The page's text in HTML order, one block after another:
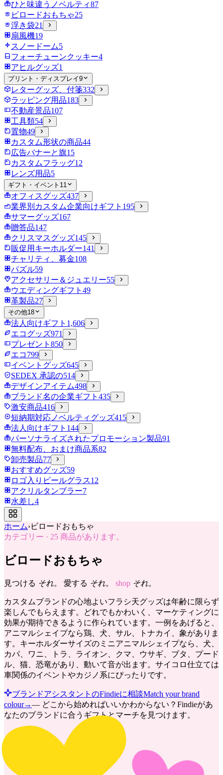
ひと味違うノベルティ87
ビロードおもちゃ25
浮き袋21
扇風機19
スノードーム5
フォーチューンクッキー4
アヒルグッズ1
プリント・ディスプレイ9
レターグッズ、付箋332
ラッピング用品183
不動産景品107
工具類54
置物49
カスタム形状の商品44
広告バナーと旗15
カスタムフラッグ12
レンズ用品5
ギフト・イベント 11
オフィスグッズ437
業界別カスタム企業向けギフト 195
サマーグッズ167
贈答品147
クリスマスグッズ145
販促用キーホルダー141
チャリティ、募金108
パズル59
アクセサリー＆ジュエリー55
ウエディングギフト 49
革製品27
その他18
法人向けギフト 1,606
エコグッズ971
プレゼント 850
エコ 799
イベントグッズ645
SEDEX 承認の514
デザインアイテム498
ブランド名の企業ギフト 435
激安商品416
短納期対応ノベルティグッズ415
法人向けギフト 144
パーソナライズされたプロモーション製品91
無料配布、おまけ商品系82
卸売製品77
おすすめグッズ59
ロゴ入りビールグラス12
アクリルタンブラー7
水差し4
ホーム›ビロードおもちゃ
カテゴリー · 25 商品があります。
ビロードおもちゃ
見つける それ。 愛する それ。 shop それ。
カスタムブランドの心地よいフラシ天グッズは年齢に限らず
楽しんでもらえます。どれでもかわいく、マーケティングに
効果が期待できるように作られています。一例をあげると、
アニマルシェイプなら鶏、犬、サル、トナカイ、象がありま
す。キーホルダーサイズのミニアニマルシェイプなら、犬、
カバ、ワニ、トラ、ライオン、クマ、ウサギ、ブタ、プード
ル、猫、恐竜があり、動いて音が出ます。サイコロ仕立ては
車関係のイベントやカジノ系にぴったりです。
ブランドアシスタントのFindieに相談Match your brand
colour→— どこから始めればいいかわからない？Findieがあ
なたのブランドに合うギフトとマーチを見つけます。